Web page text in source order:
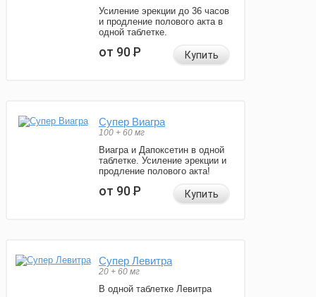
Усиление эрекции до 36 часов
и продление полового акта в
одной таблетке.
от 90Р Купить
Супер Виагра
100 + 60 мг
Виагра и Дапоксетин в одной
таблетке. Усиление эрекции и
продление полового акта!
от 90Р Купить
Супер Левитра
20 + 60 мг
В одной таблетке Левитра